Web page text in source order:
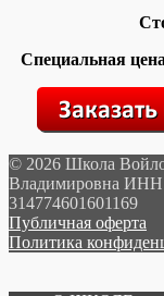
Специальная
© 2026 Школа
Владимировна
314774601601169
Публичная оферта
Политика